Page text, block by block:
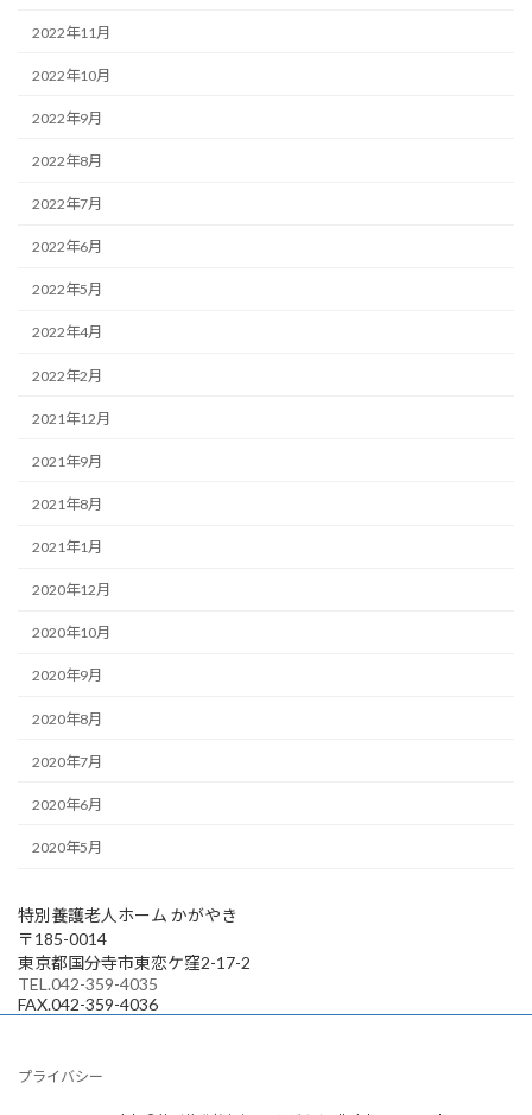
2022年11月
2022年10月
2022年9月
2022年8月
2022年7月
2022年6月
2022年5月
2022年4月
2022年2月
2021年12月
2021年9月
2021年8月
2021年1月
2020年12月
2020年10月
2020年9月
2020年8月
2020年7月
2020年6月
2020年5月
特別養護老人ホーム かがやき
〒185-0014
東京都国分寺市東恋ケ窪2-17-2
TEL.042-359-4035
FAX.042-359-4036
プライバシー